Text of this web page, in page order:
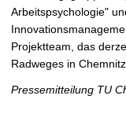
Arbeitspsychologie"
Projektteam, das
Radweges in
Pressemitteilung TU